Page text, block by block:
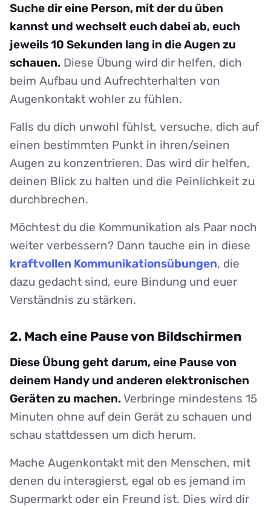
Suche dir eine Person, mit der du üben
kannst und wechselt euch dabei ab, euch
jeweils 10 Sekunden lang in die Augen zu
schauen. Diese Übung wird dir helfen, dich
beim Aufbau und Aufrechterhalten von
Augenkontakt wohler zu fühlen.
Falls du dich unwohl fühlst, versuche, dich auf
einen bestimmten Punkt in ihren/seinen
Augen zu konzentrieren. Das wird dir helfen,
deinen Blick zu halten und die Peinlichkeit zu
durchbrechen.
Möchtest du die Kommunikation als Paar noch
weiter verbessern? Dann tauche ein in diese
kraftvollen Kommunikationsübungen, die
dazu gedacht sind, eure Bindung und euer
Verständnis zu stärken.
2. Mach eine Pause von Bildschirmen
Diese Übung geht darum, eine Pause von
deinem Handy und anderen elektronischen
Geräten zu machen.Verbringe mindestens 15
Minuten ohne auf dein Gerät zu schauen und
schau stattdessen um dich herum.
Mache Augenkontakt mit den Menschen, mit
denen du interagierst, egal ob es jemand im
Supermarkt oder ein Freund ist. Dies wird dir